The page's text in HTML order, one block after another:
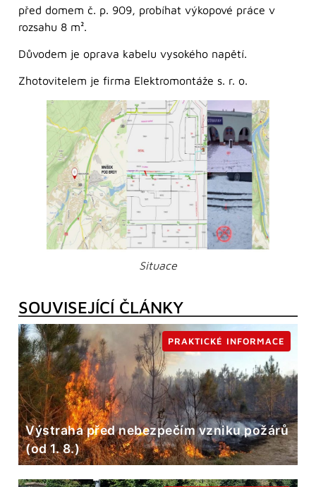
před domem č. p. 909, probíhat výkopové práce v
rozsahu 8 m².
Důvodem je oprava kabelu vysokého napětí.
Zhotovitelem je firma Elektromontáže s. r. o.
Situace
SOUVISEJÍCÍ ČLÁNKY
Výstraha před nebezpečím vzniku požárů
(od 1. 8.)
PRAKTICKÉ INFORMACE